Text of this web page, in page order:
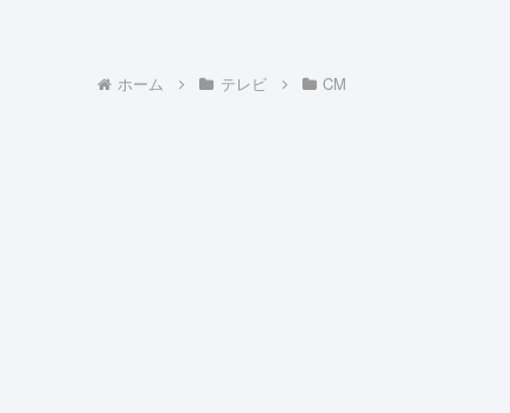
ホーム テレビ CM